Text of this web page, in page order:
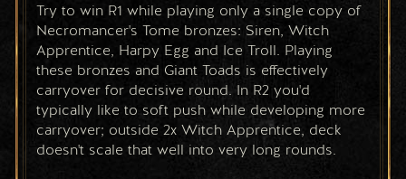
Try to win R1 while playing only a single copy of
Necromancer's Tome bronzes: Siren, Witch
Apprentice, Harpy Egg and Ice Troll. Playing
these bronzes and Giant Toads is effectively
carryover for decisive round. In R2 you'd
typically like to soft push while developing more
carryover; outside 2x Witch Apprentice, deck
doesn't scale that well into very long rounds.